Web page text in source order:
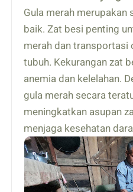
Gula merah merupakan
baik. Zat besi penting
merah dan transportasi
tubuh. Kekurangan zat
anemia dan kelelahan.
gula merah secara
meningkatkan asupan
menjaga kesehatan